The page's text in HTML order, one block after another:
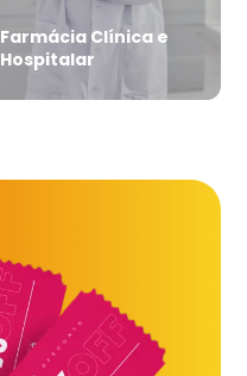
Farmácia Clínica e
Hospitalar